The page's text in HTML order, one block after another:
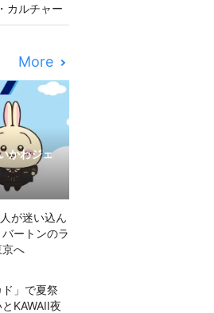
カルチャー
More
かわジェ
が迷い込ん
ートンのラ
京へ
」で夏祭
KAWAII夜